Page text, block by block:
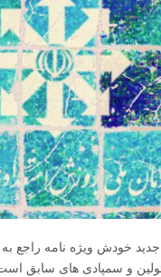
جدید خودش ویژه نامه راجع
و سمپادی های سابق